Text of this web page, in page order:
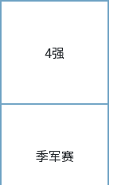
4强
季军赛